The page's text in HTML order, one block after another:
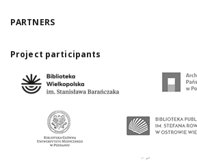
PARTNERS
Project participants